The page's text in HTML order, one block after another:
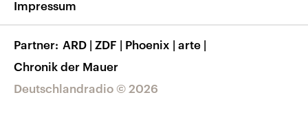
Barrierefreiheit
Deutschlandradio © 2026
Impressum
Partner ARD | ZDF | Phoenix | arte |
Chronik der Mauer